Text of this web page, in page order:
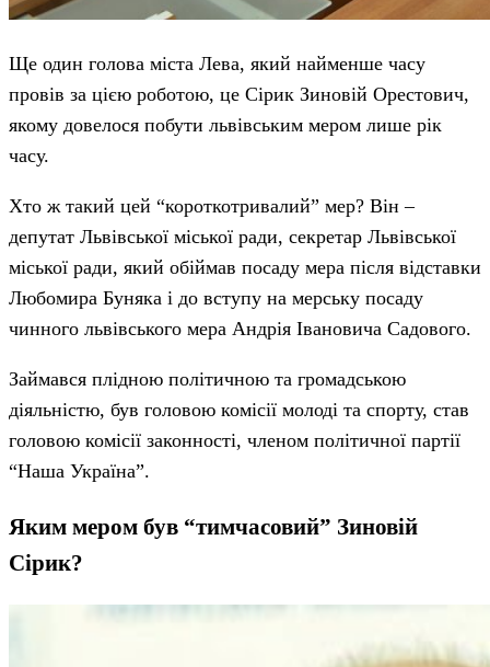
Ще один голова міста Лева, який найменше часу
провів за цією роботою, це Сірик Зиновій Орестович,
якому довелося побути львівським мером лише рік
часу.
Хто ж такий цей “короткотривалий” мер? Він –
депутат Львівської міської ради, секретар Львівської
міської ради, який обіймав посаду мера після відставки
Любомира Буняка і до вступу на мерську посаду
чинного львівського мера Андрія Івановича Садового.
Займався плідною політичною та громадською
діяльністю, був головою комісії молоді та спорту, став
головою комісії законності, членом політичної партії
“Наша Україна”.
Яким мером був “тимчасовий” Зиновій
Сірик?